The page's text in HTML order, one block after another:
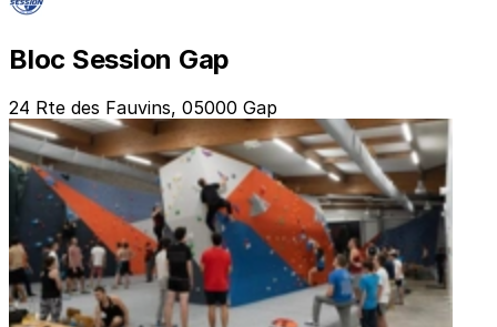
Bloc Session Gap
24 Rte des Fauvins, 05000 Gap